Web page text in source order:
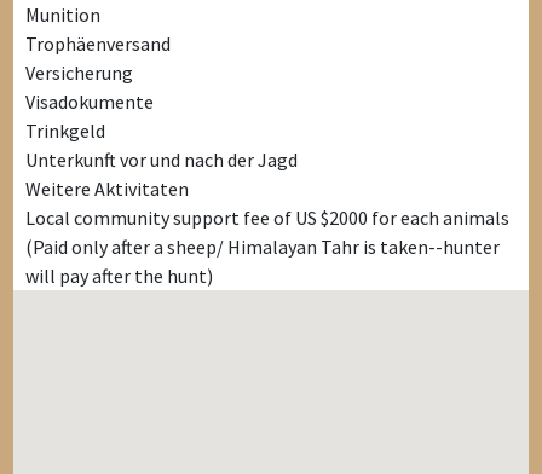
Munition
Trophäenversand
Versicherung
Visadokumente
Trinkgeld
Unterkunft vor und nach der Jagd
Weitere Aktivitaten
Local community support fee of US $2000 for each animals
(Paid only after a sheep/ Himalayan Tahr is taken--hunter
will pay after the hunt)